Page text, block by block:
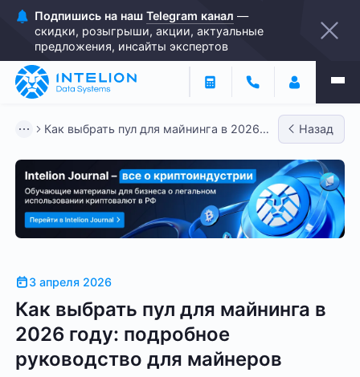
Подпишись на наш Telegram канал —
скидки, розыгрыши, акции, актуальные
предложения, инсайты экспертов
Как выбрать пул для майнинга в 2026
Назад
3 апреля 2026
Как выбрать пул для майнинга в
2026 году: подробное
руководство для майнеров